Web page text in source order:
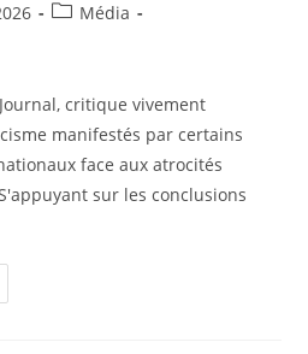
Média
critique vivement
manifestés par certains
face aux atrocités
sur les conclusions